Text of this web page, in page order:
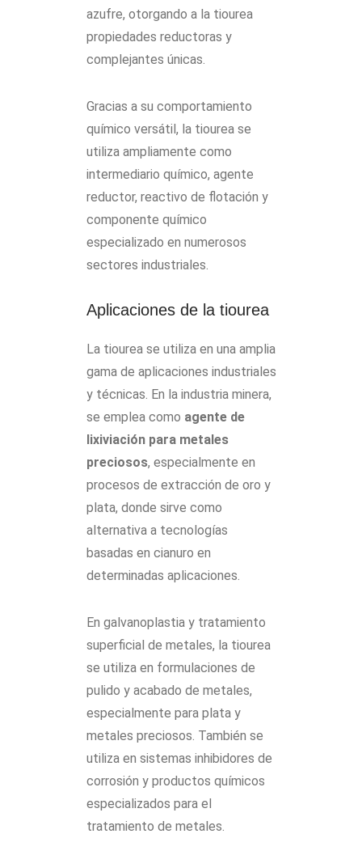
azufre, otorgando a la tiourea
propiedades reductoras y
complejantes únicas.
Gracias a su comportamiento
químico versátil, la tiourea se
utiliza ampliamente como
intermediario químico, agente
reductor, reactivo de flotación y
componente químico
especializado en numerosos
sectores industriales.
Aplicaciones de la tiourea
La tiourea se utiliza en una amplia
gama de aplicaciones industriales
y técnicas. En la industria minera,
se emplea como agente de
lixiviación para metales
preciosos, especialmente en
procesos de extracción de oro y
plata, donde sirve como
alternativa a tecnologías
basadas en cianuro en
determinadas aplicaciones.
En galvanoplastia y tratamiento
superficial de metales, la tiourea
se utiliza en formulaciones de
pulido y acabado de metales,
especialmente para plata y
metales preciosos. También se
utiliza en sistemas inhibidores de
corrosión y productos químicos
especializados para el
tratamiento de metales.